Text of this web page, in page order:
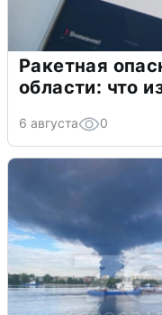
Ракетная
области: что
6 августа 0